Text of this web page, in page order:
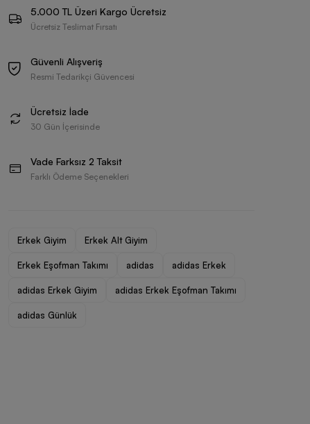
5.000 TL Üzeri Kargo Ücretsiz
Ücretsiz Teslimat Fırsatı
Güvenli Alışveriş
Resmi Tedarikçi Güvencesi
Ücretsiz İade
30 Gün İçerisinde
Vade Farksız 2 Taksit
Farklı Ödeme Seçenekleri
Erkek Giyim Erkek Alt Giyim
Erkek Eşofman Takımı adidas adidas Erkek
adidas Erkek Giyim adidas Erkek Eşofman Takımı
adidas Günlük